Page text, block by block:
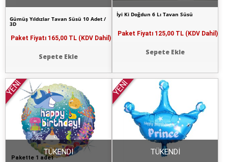
Gümüş Yıldızlar Tavan Süsü 10 Adet /
3D
Paket Fiyatı 165,00 TL (KDV Dahil)
Sepete Ekle
İyi Ki Doğdun 6 Lı Tavan Süsü
Paket Fiyatı 125,00 TL (KDV Dahil)
Sepete Ekle
Pakette 1 adet
YENİ
TÜKENDİ
YENİ
TÜKENDİ